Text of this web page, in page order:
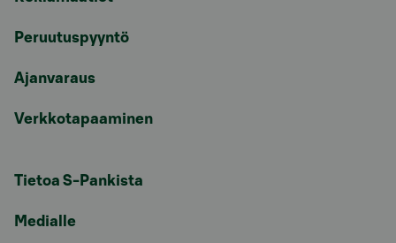
Peruutuspyyntö
Ajanvaraus
Verkkotapaaminen
Tietoa S-Pankista
Medialle